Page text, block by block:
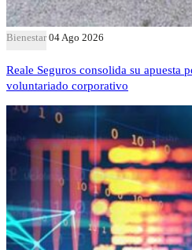
Bienestar 04 Ago 2026
Reale Seguros consolida su apuesta
voluntariado corporativo